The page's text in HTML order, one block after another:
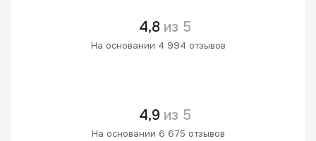
4,8 из 5
На основании 4 994 отзывов
4,9 из 5
На основании 6 675 отзывов